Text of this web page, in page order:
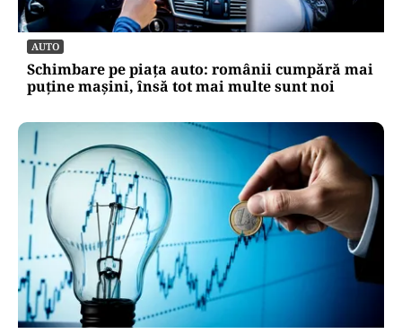
AUTO
Schimbare pe piața auto: românii cumpără mai
puține mașini, însă tot mai multe sunt noi